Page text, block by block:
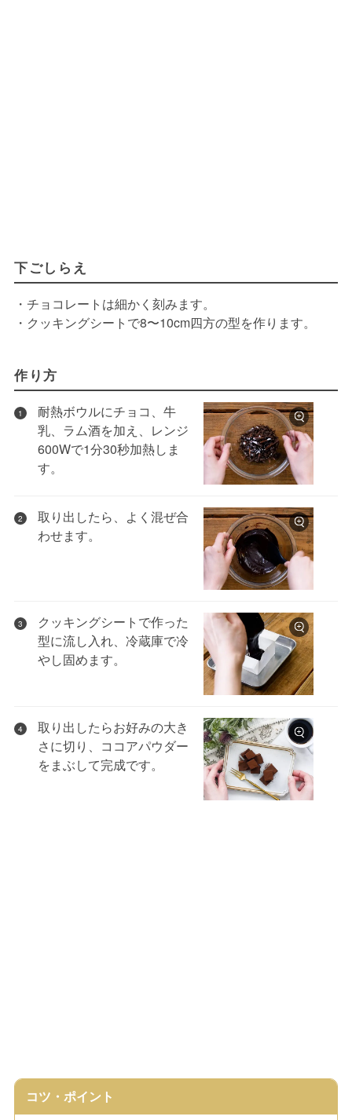
下ごしらえ
・チョコレートは細かく刻みます。
・クッキングシートで8〜10cm四方の型を作ります。
作り方
1
耐熱ボウルにチョコ、牛
乳、ラム酒を加え、レンジ
600Wで1分30秒加熱しま
す。
2
取り出したら、よく混ぜ合
わせます。
3
クッキングシートで作った
型に流し入れ、冷蔵庫で冷
やし固めます。
4
取り出したらお好みの大き
さに切り、ココアパウダー
をまぶして完成です。
コツ・ポイント